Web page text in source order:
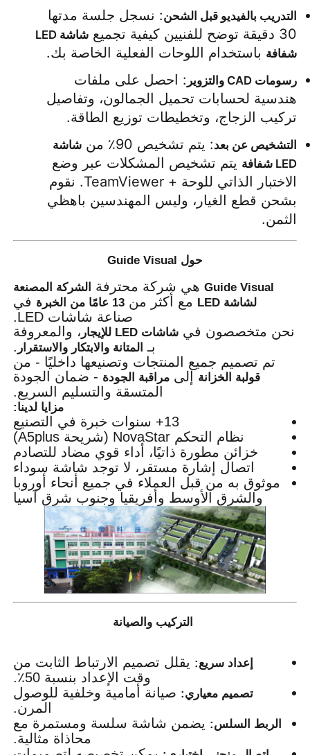
التدريب بالفيديو قبل الشحن
30 دقيقة توضح للفنيين كيفية تجميع
شفافة باستخدام اللوحات الفعلية الخاصة بك.
رسومات CAD والتزوير
تركيب الزجاج، وتخطيطات توزيع الطاقة.
التشخيص عن بعد: يتم تشخيص 90٪ من
LED شفافة
الثمن.
حول Guide Visual
Guide Visualهي شركة محترفة
الشركة المصنعة
لشاشة LED
مع أكثر من 13 عامًا من الخبرة
في
صناعة شاشات LED.
نحن متخصصون في شاشات LED للإيجار
، والمعروفة
بـ المتانة والابتكار والاستقرار .
تم تصميم جميع المنتجات وتصنيعها داخليًا - من
قولبة الخزانة إلى مراقبة الجودة - ضمان الجودة
المتسقة والتسليم السريع.
مزايا لدينا:
13+ سنوات خبرة في التصنيع
نظام التحكم NovaStar (شريحة A5plus)
خزائن مطورة ذاتيًا، أداء قوي مضاد للتصادم
اتصال إشارة مستقر، لا توجد شاشة سوداء
موثوق به من قبل العملاء في جميع أنحاء أوروبا
والشرق الأوسط وأفريقيا وجنوب شرق آسيا
التركيب والصيانة
إعداد سريع: يقلل تصميم الارتباط الثابت من
وقت الإعداد بنسبة 50٪.
تصميم معياري: صيانة أمامية وخلفية للوصول
المرن.
الربط السلس: يضمن شاشة سلسة ومستمرة مع
محاذاة مثالية.